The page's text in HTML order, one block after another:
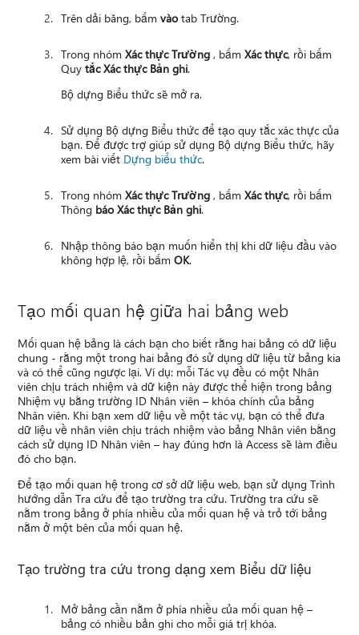
Trên dải băng, bấmvào tab Trường.
Trong nhómXác thực Trường , bấmXác thực, rồi bấm
Quytắc Xác thực Bản ghi.
Bộ dựng Biểu thức sẽ mở ra.
Sử dụng Bộ dựng Biểu thức để tạo quy tắc xác thực của
bạn. Để được trợ giúp sử dụng Bộ dựng Biểu thức, hãy
xem bài viết Dựng biểu thức.
Trong nhómXác thực Trường , bấmXác thực, rồi bấm
Thông báo Xác thực Bản ghi.
Nhập thông báo bạn muốn hiển thị khi dữ liệu đầu vào
không hợp lệ, rồi bấmOK.
Tạo mối quan hệ giữa hai bảng web
Mối quan hệ bảng là cách bạn cho biết rằng hai bảng có dữ liệu
chung - rằng một trong hai bảng đó sử dụng dữ liệu từ bảng kia
và có thể cũng ngược lại. Ví dụ: mỗi Tác vụ đều có một Nhân
viên chịu trách nhiệm và dữ kiện này được thể hiện trong bảng
Nhiệm vụ bằng trường ID Nhân viên – khóa chính của bảng
Nhân viên. Khi bạn xem dữ liệu về một tác vụ, bạn có thể đưa
dữ liệu về nhân viên chịu trách nhiệm vào bảng Nhân viên bằng
cách sử dụng ID Nhân viên – hay đúng hơn là Access sẽ làm điều
đó cho bạn.
Để tạo mối quan hệ trong cơ sở dữ liệu web, bạn sử dụng Trình
hướng dẫn Tra cứu để tạo trường tra cứu. Trường tra cứu sẽ
nằm trong bảng ở phía nhiều của mối quan hệ và trỏ tới bảng
nằm ở một bên của mối quan hệ.
Tạo trường tra cứu trong dạng xem Biểu dữ liệu
Mở bảng cần nằm ở phía nhiều của mối quan hệ –
bảng có nhiều bản ghi cho mỗi giá trị khóa.